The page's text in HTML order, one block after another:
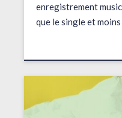
enregistrement
que le single et